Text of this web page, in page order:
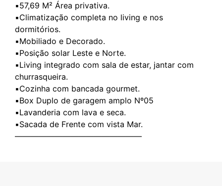
▪️57,69 M² Área privativa.
▪️Climatização completa no living e nos
dormitórios.
▪️Mobiliado e Decorado.
▪️Posição solar Leste e Norte.
▪️Living integrado com sala de estar, jantar com
churrasqueira.
▪️Cozinha com bancada gourmet.
▪️Box Duplo de garagem amplo Nº05
▪️Lavanderia com lava e seca.
▪️Sacada de Frente com vista Mar.